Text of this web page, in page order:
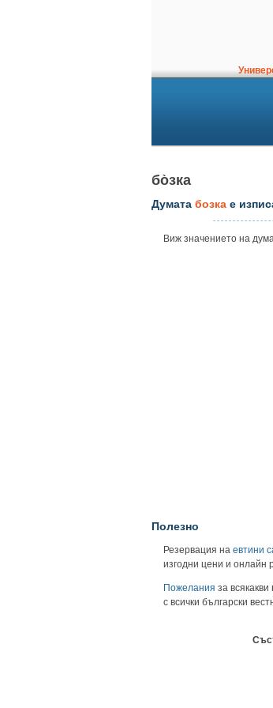
бо̀зка
Думата бозка е
Виж значението на
Полезно
Резервация на евтини
изгодни цени и онлайн
Пожелания за
с всички български